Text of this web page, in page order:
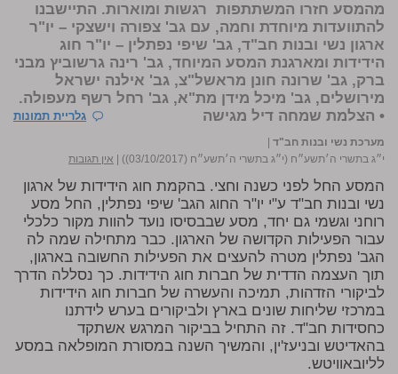
מהמסע חזרו המשתתפות רגשות ומוארות. התיישבנו
להתוועדות מיוחדת וחמה, עם גב' צפורה וישצקי – יו"ר
ארגון נשי ובנות חב"ד, גב' שיפי נפתלין – יו"ר חוג
הידידות ומארגנת המסע המיוחד, גב' רינה גרשוביץ מבני
ברק, גב' שרונה חונן מראשל"צ, גב' אילנה ישראל
מירושלים, גב' מיכל מידן מת"א, גב' רחל רשף מעפולה.
• הצלמת שמחה דיל מגישה גלריית תמונות
מערכת נשי ובנות חב"ד
י״ג בתשרי ה׳תשע״ח (י״ג בתשרי ה׳תשע״ח (03/10/2017))
אין תגובות
המסע החל לפני כשנה וחצי. בהקמת חוג הידידות של ארגון
נשי ובנות חב"ד ע"י יו"ר החוג הגב' שיפי נפתלין, החל מסע
רוחני וגשמי גם יחד, מסע שבבסיסו נועד להוות מקור כלכלי
עבור הפעילות הקדושה של הארגון. כבר מתחילה שמה לה
הגב' נפתלין מטרה להעצים את הפעילות החשובה בארגון,
תוך העצמה הדדית של חברות חוג הידידות. כך נסללה הדרך
לביקורי הזדהות, תמיכה והעשרה של חברות חוג הידידות
במרכזי שליחות שונים בארץ ולביקורים בערש לידתנו
כחסידות חב"ד. זה התחיל בביקור המרגש אשתקד
בהאדיטש ובניעז'ין, והמשיך השנה במסורת המופלאה במסע
לליובאוויטש.